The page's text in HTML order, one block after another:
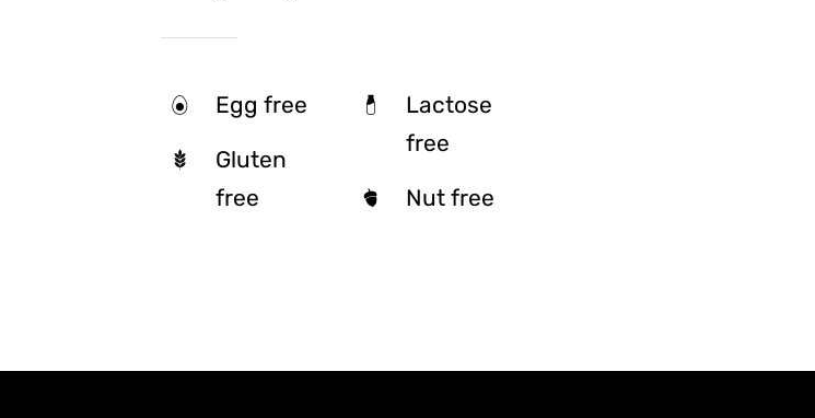
Egg free
Gluten
free
Lactose
free
Nut free